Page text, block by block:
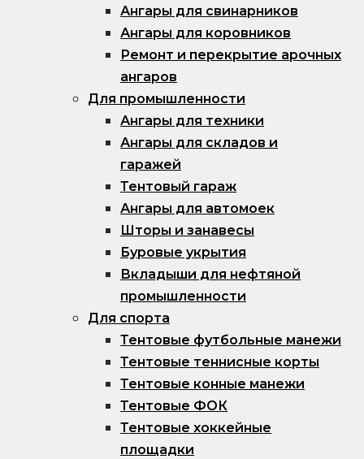
Ангары для свинарников
Ангары для коровников
Ремонт и перекрытие арочных
ангаров
Для промышленности
Ангары для техники
Ангары для складов и
гаражей
Тентовый гараж
Ангары для автомоек
Шторы и занавесы
Буровые укрытия
Вкладыши для нефтяной
промышленности
Для спорта
Тентовые футбольные манежи
Тентовые теннисные корты
Тентовые конные манежи
Тентовые ФОК
Тентовые хоккейные
площадки